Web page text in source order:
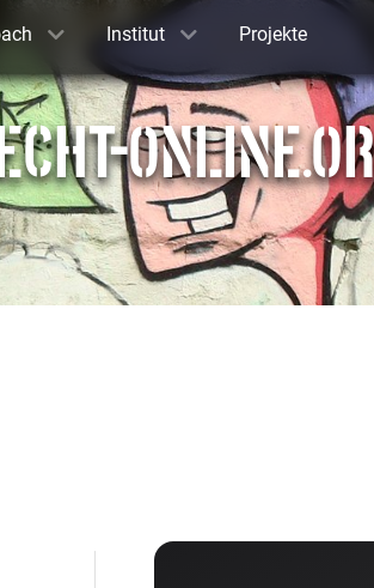
Institut Projekte